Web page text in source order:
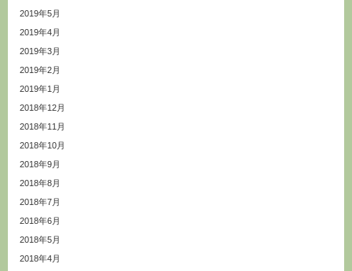
2019年5月
2019年4月
2019年3月
2019年2月
2019年1月
2018年12月
2018年11月
2018年10月
2018年9月
2018年8月
2018年7月
2018年6月
2018年5月
2018年4月